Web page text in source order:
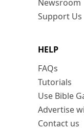
Newsroom
Support Us
HELP
FAQs
Tutorials
Use Bible
Advertise
Contact us